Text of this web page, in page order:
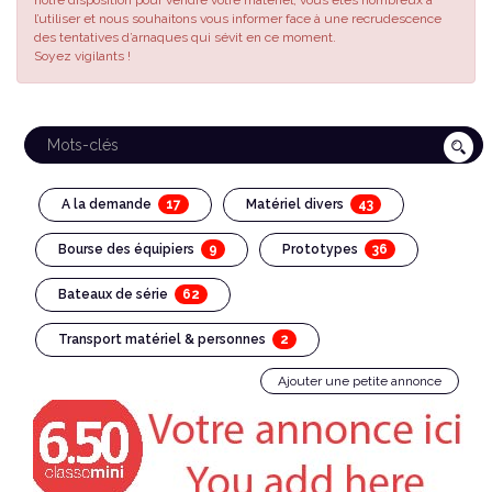
l’utiliser et nous souhaitons vous informer face à une recrudescence
des tentatives d’arnaques qui sévit en ce moment.
Soyez vigilants !
A la demande 17 Matériel divers 43
Bourse des équipiers 9 Prototypes 36
Bateaux de série 62
Transport matériel & personnes 2
Ajouter une petite annonce